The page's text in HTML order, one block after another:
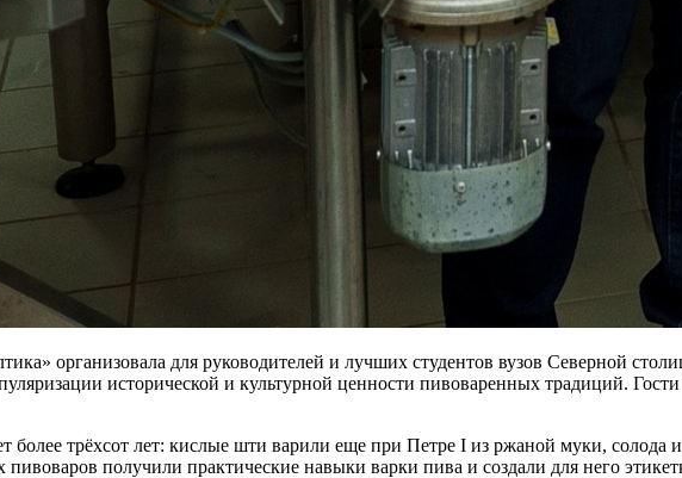
организовала для руководителей и лучших студентов вузов Северной
исторической и культурной ценности пивоваренных традиций.
более трёхсот лет: кислые шти варили еще при Петре I из ржаной муки,
получили практические навыки варки пива и создали для него